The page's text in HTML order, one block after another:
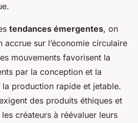
tendances émergentes, on
accrue sur l’économie circulaire
mouvements favorisent la
par la conception et la
production rapide et jetable.
des produits éthiques et
créateurs à réévaluer leurs